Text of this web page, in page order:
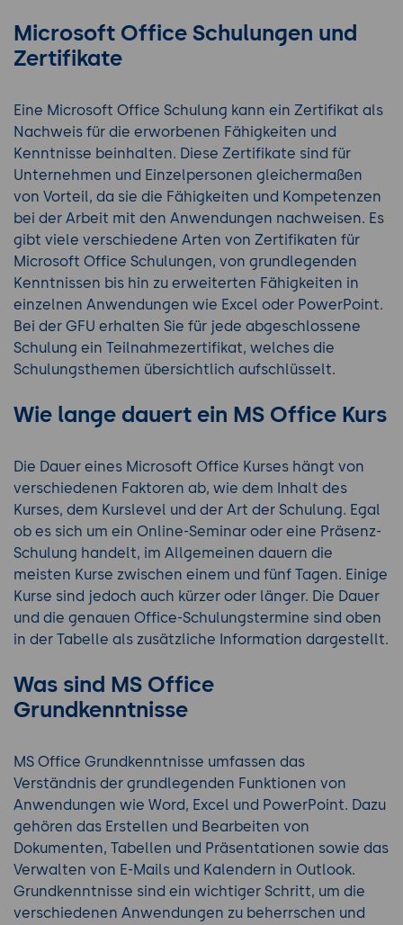
Microsoft Office Schulungen und
Zertifikate
Eine Microsoft Office Schulung kann ein Zertifikat als
Nachweis für die erworbenen Fähigkeiten und
Kenntnisse beinhalten. Diese Zertifikate sind für
Unternehmen und Einzelpersonen gleichermaßen
von Vorteil, da sie die Fähigkeiten und Kompetenzen
bei der Arbeit mit den Anwendungen nachweisen. Es
gibt viele verschiedene Arten von Zertifikaten für
Microsoft Office Schulungen, von grundlegenden
Kenntnissen bis hin zu erweiterten Fähigkeiten in
einzelnen Anwendungen wie Excel oder PowerPoint.
Bei der GFU erhalten Sie für jede abgeschlossene
Schulung ein Teilnahmezertifikat, welches die
Schulungsthemen übersichtlich aufschlüsselt.
Wie lange dauert ein MS Office Kurs
Die Dauer eines Microsoft Office Kurses hängt von
verschiedenen Faktoren ab, wie dem Inhalt des
Kurses, dem Kurslevel und der Art der Schulung. Egal
ob es sich um ein Online-Seminar oder eine Präsenz-
Schulung handelt, im Allgemeinen dauern die
meisten Kurse zwischen einem und fünf Tagen. Einige
Kurse sind jedoch auch kürzer oder länger. Die Dauer
und die genauen Office-Schulungstermine sind oben
in der Tabelle als zusätzliche Information dargestellt.
Was sind MS Office
Grundkenntnisse
MS Office Grundkenntnisse umfassen das
Verständnis der grundlegenden Funktionen von
Anwendungen wie Word, Excel und PowerPoint. Dazu
gehören das Erstellen und Bearbeiten von
Dokumenten, Tabellen und Präsentationen sowie das
Verwalten von E-Mails und Kalendern in Outlook.
Grundkenntnisse sind ein wichtiger Schritt, um die
verschiedenen Anwendungen zu beherrschen und